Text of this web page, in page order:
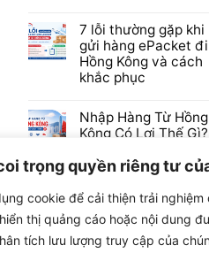
trọng quyền riêng tư
cookie để cải thiện trải nghiệm
thị quảng cáo hoặc nội dung
tích lưu lượng truy cập của
7 lỗi thường gặp khi
gửi hàng ePacket đi
Hồng Kông và cách
khắc phục
Nhập Hàng Từ Hồng
Kông Có Lợi Thế Gì?